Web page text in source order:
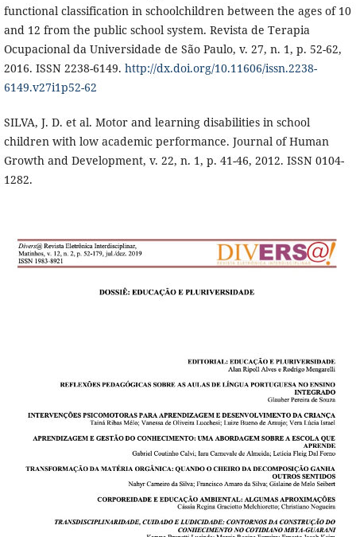
functional classification in schoolchildren between the ages of 10
and 12 from the public school system. Revista de Terapia
Ocupacional da Universidade de São Paulo, v. 27, n. 1, p. 52-62,
2016. ISSN 2238-6149. http://dx.doi.org/10.11606/issn.2238-
6149.v27i1p52-62
SILVA, J. D. et al. Motor and learning disabilities in school
children with low academic performance. Journal of Human
Growth and Development, v. 22, n. 1, p. 41-46, 2012. ISSN 0104-
1282.